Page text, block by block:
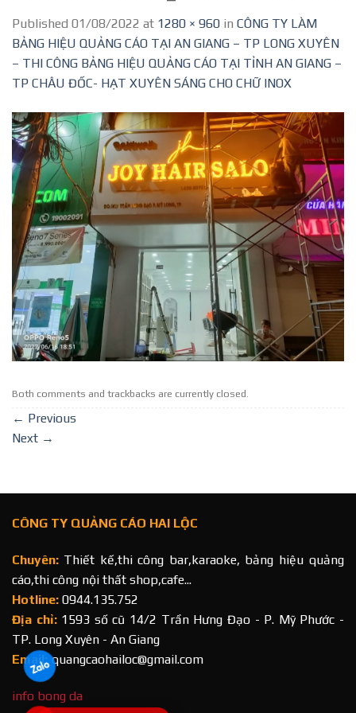
Published 01/08/2022 at 1280 × 960 in CÔNG TY LÀM
BẢNG HIỆU QUẢNG CÁO TẠI AN GIANG – TP LONG XUYÊN
– THI CÔNG BẢNG HIỆU QUẢNG CÁO TẠI TỈNH AN GIANG –
TP CHÂU ĐỐC- HẠT XUYÊN SÁNG CHO CHỮ INOX
Both comments and trackbacks are currently closed.
← Previous
Next →
CÔNG TY QUẢNG CÁO HAI LỘC
Chuyên: Thiết kế,thi công bar,karaoke, bảng hiệu quảng
cáo,thi công nội thất shop,cafe...
Hotline: 0944.135.752
Địa chỉ: 1593 số cũ 14/2 Trần Hưng Đạo - P. Mỹ Phước -
TP. Long Xuyên - An Giang
Email: quangcaohailoc@gmail.com
info bong da